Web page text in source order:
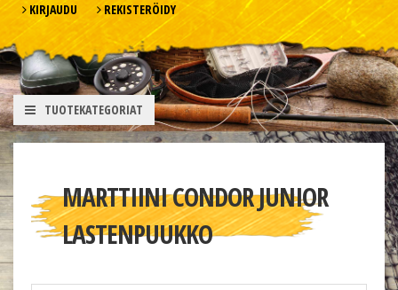
KIRJAUDU REKISTERÖIDY
TUOTEKATEGORIAT
MARTTIINI CONDOR JUNIOR
LASTENPUUKKO